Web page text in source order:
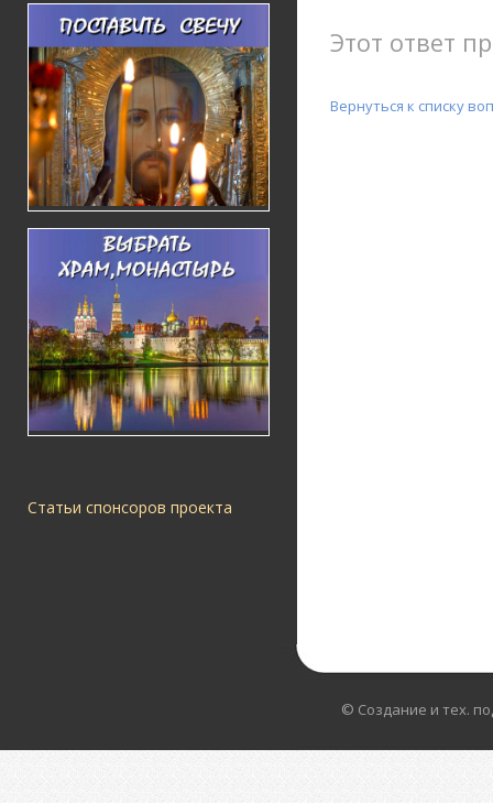
Статьи спонсоров проекта
Этот ответ
Вернуться к списку
© Создание и тех.